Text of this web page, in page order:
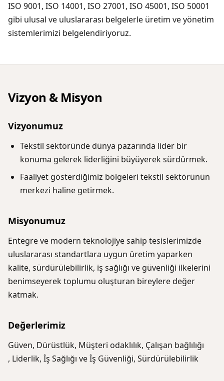
ISO 9001, ISO 14001, ISO 27001, ISO 45001, ISO 50001
gibi ulusal ve uluslararası belgelerle üretim ve yönetim
sistemlerimizi belgelendiriyoruz.
Vizyon & Misyon
Vizyonumuz
Tekstil sektöründe dünya pazarında lider bir
konuma gelerek liderliğini büyüyerek sürdürmek.
Faaliyet gösterdiğimiz bölgeleri tekstil sektörünün
merkezi haline getirmek.
Misyonumuz
Entegre ve modern teknolojiye sahip tesislerimizde
uluslararası standartlara uygun üretim yaparken
kalite, sürdürülebilirlik, iş sağlığı ve güvenliği ilkelerini
benimseyerek toplumu oluşturan bireylere değer
katmak.
Değerlerimiz
Güven, Dürüstlük, Müşteri odaklılık, Çalışan bağlılığı
, Liderlik, İş Sağlığı ve İş Güvenliği, Sürdürülebilirlik